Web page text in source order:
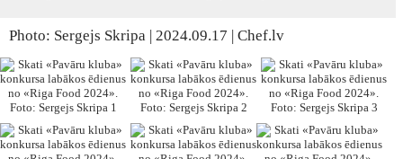
Photo: Sergejs Skripa | 2024.09.17 | Chef.lv